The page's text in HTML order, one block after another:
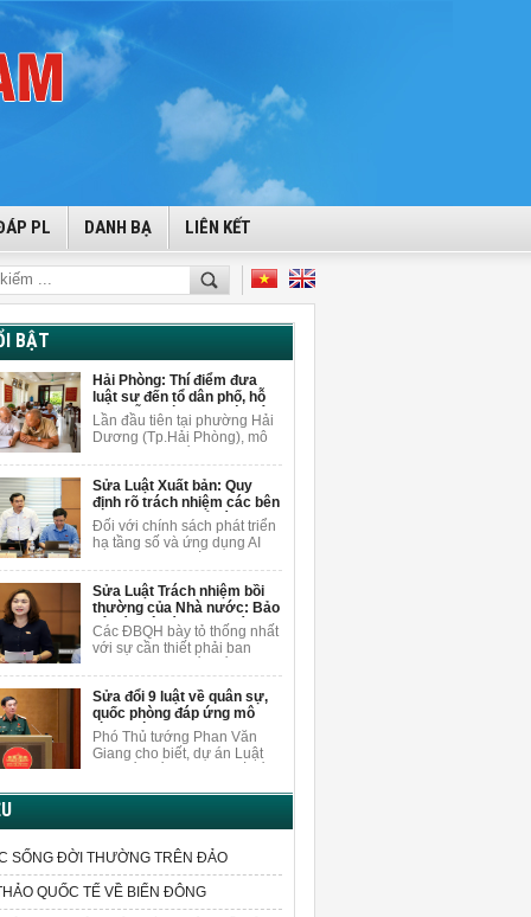
PL DANH BẠ LIÊN KẾT
BẬT
Hải Phòng: Thí điểm đưa
luật sư đến tổ dân phố, hỗ
trợ miễn phí cho người dân
Lần đầu tiên tại phường Hải
Dương (Tp.Hải Phòng), mô
gắn với tư vấn pháp lý miễn
phí được triển khai ngay tại
tổ dân phố để giải đáp
vướng mắc pháp lý cho
người dân.
Sửa Luật Xuất bản: Quy
định rõ trách nhiệm các bên
khi sử dụng AI để sáng tạo
nội dung
Đối với chính sách phát triển
hạ tầng số và ứng dụng AI
Vương Quốc Thắng cho rằng
cần nghiên cứu, bổ sung các
quy định cụ thể hơn về việc
bảo vệ quyền trong môi
trường AI.
Sửa Luật Trách nhiệm bồi
thường của Nhà nước: Bảo
vệ cán bộ dám nghĩ, dám
làm vì lợi ích chung
Các ĐBQH bày tỏ thống nhất
với sự cần thiết phải ban
một số điều của Luật Trách
nhiệm bồi thường của Nhà
nước.
Sửa đổi 9 luật về quân sự,
quốc phòng đáp ứng mô
hình chính quyền 2 cấp
Phó Thủ tướng Phan Văn
Giang cho biết, dự án Luật
đề cấp bách phát sinh trong
SỐNG ĐỜI THƯỜNG TRÊN ĐẢO
QUỐC TẾ VỀ BIỂN ĐÔNG